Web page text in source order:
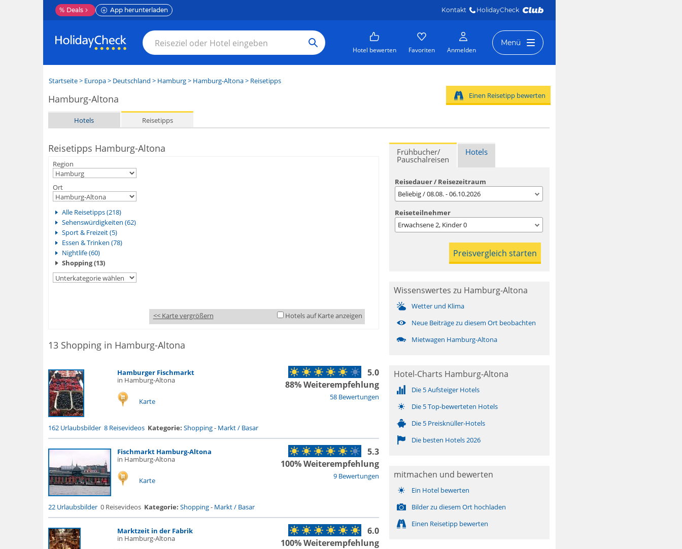
% Deals App herunterladen Kontakt HolidayCheck
Hotel bewerten Favoriten Anmelden
Menü
Startseite> Europa> Deutschland > Hamburg> Hamburg-Altona> Reisetipps
Hamburg-Altona
Hotels Reisetipps
Einen Reisetipp bewerten
Reisetipps Hamburg-Altona
Region
Ort
Alle Reisetipps (218)
Sehenswürdigkeiten (62)
Sport & Freizeit (5)
Essen & Trinken (78)
Nightlife (60)
Shopping (13)
<< Karte vergrößern Hotels auf Karte anzeigen
13 Shopping in Hamburg-Altona
Hamburger Fischmarkt
in Hamburg-Altona
Karte 58 Bewertungen
5.0
88% Weiterempfehlung
162 Urlaubsbilder 8 Reisevideos Kategorie: Shopping- Markt / Basar
Fischmarkt Hamburg-Altona
in Hamburg-Altona
Karte 9 Bewertungen
5.3
100% Weiterempfehlung
22 Urlaubsbilder 0 Reisevideos Kategorie: Shopping- Markt / Basar
Marktzeit in der Fabrik
in Hamburg-Altona
6.0
100% Weiterempfehlung
Frühbucher/
Pauschalreisen
Hotels
Reisedauer / Reisezeitraum
Beliebig / 08.08. - 06.10.2026
Reiseteilnehmer
Erwachsene2, Kinder0
Wissenswertes zu Hamburg-Altona
Wetter und Klima
Neue Beiträge zu diesem Ort beobachten
Mietwagen Hamburg-Altona
Hotel-Charts Hamburg-Altona
Die 5 Aufsteiger Hotels
Die 5 Top-bewerteten Hotels
Die 5 Preisknüller-Hotels
Die besten Hotels 2026
mitmachen und bewerten
Ein Hotel bewerten
Bilder zu diesem Ort hochladen
Einen Reisetipp bewerten